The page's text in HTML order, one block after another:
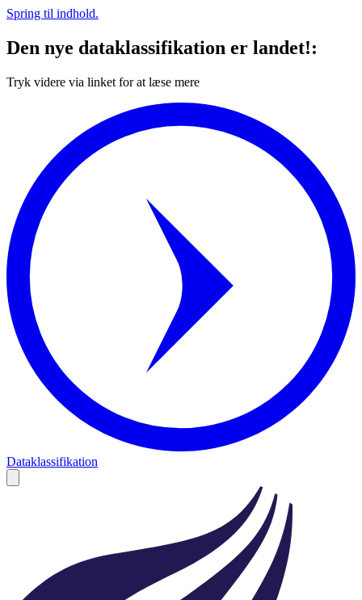
Spring til indhold.
Den nye dataklassifikation er landet!:
Tryk videre via linket for at læse mere
Dataklassifikation